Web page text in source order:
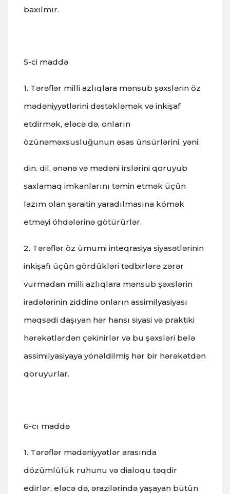
baxılmır.
5-ci maddə
1. Tərəflər milli azlıqlara mənsub şəxslərin öz
mədəniyyətlərini dəstəkləmək və inkişaf
etdirmək, eləcə də, onların
özünəməxsusluğunun əsas ünsürlərini, yəni:
din. dil, ənənə və mədəni irslərini qoruyub
saxlamaq imkanlarını təmin etmək üçün
lazım olan şəraitin yaradılmasına kömək
etməyi öhdələrinə götürürlər.
2. Tərəflər öz ümumi inteqrasiya siyasətlərinin
inkişafı üçün gördükləri tədbirlərə zərər
vurmadan milli azlıqlara mənsub şəxslərin
iradələrinin ziddinə onların assimilyasiyası
məqsədi daşıyan hər hansı siyasi və praktiki
hərəkətlərdən çəkinirlər və bu şəxsləri belə
assimilyasiyaya yönəldilmiş hər bir hərəkətdən
qoruyurlar.
6-cı maddə
1. Tərəflər mədəniyyətlər arasında
dözümlülük ruhunu və dialoqu təqdir
edirlər, eləcə də, ərazilərində yaşayan bütün